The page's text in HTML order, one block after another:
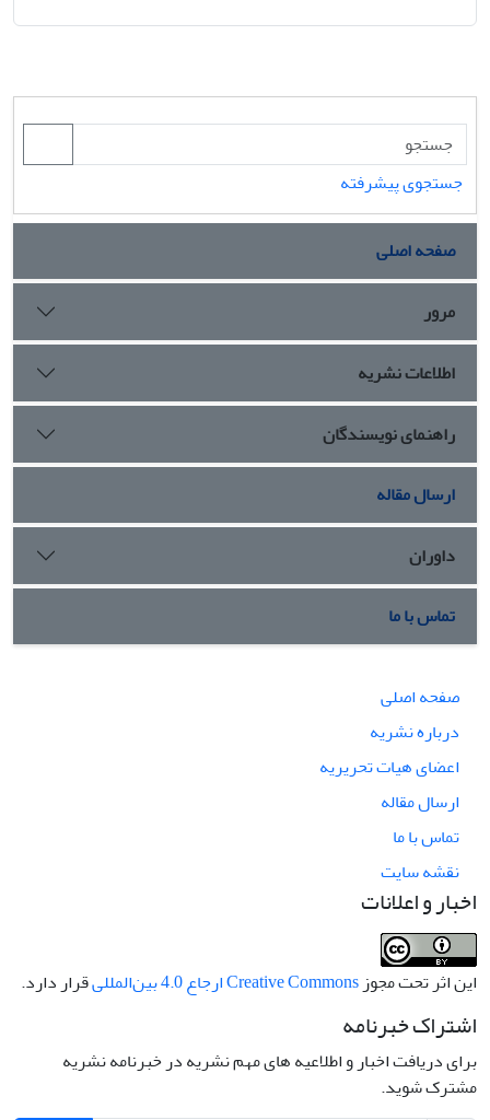
جستجوی پیشرفته
صفحه اصلی
مرور
اطلاعات نشریه
راهنمای نویسندگان
ارسال مقاله
داوران
تماس با ما
صفحه اصلی
درباره نشریه
اعضای هیات تحریریه
ارسال مقاله
تماس با ما
نقشه سایت
اخبار و اعلانات
این اثر تحت مجوزCreative Commons ارجاع 4.0 بین‌المللی قرار دارد.
اشتراک خبرنامه
برای دریافت اخبار و اطلاعیه های مهم نشریه در خبرنامه نشریه
مشترک شوید.